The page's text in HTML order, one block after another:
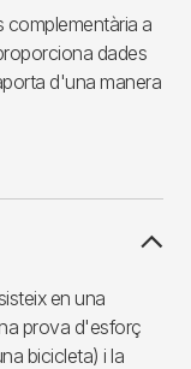
complementària a
dades
d'una manera
en una
prova d'esforç
bicicleta) i la